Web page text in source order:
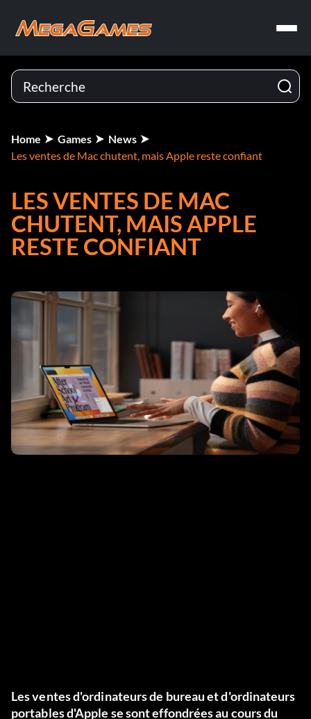
Home Games
News
Les ventes de Mac chutent, mais Apple reste confiant
LES VENTES DE MAC
CHUTENT, MAIS APPLE
RESTE CONFIANT
Les ventes d'ordinateurs de bureau et d'ordinateurs
portables d'Apple se sont effondrées au cours du